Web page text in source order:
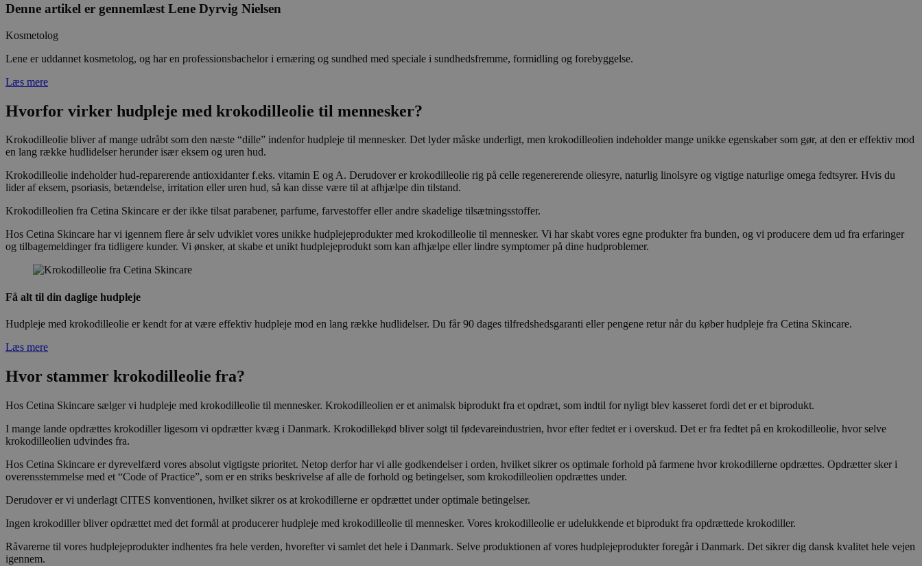
Denne artikel er gennemlæst Lene Dyrvig Nielsen
Kosmetolog
Lene er uddannet kosmetolog, og har en professionsbachelor i ernæring og sundhed med speciale i sundhedsfremme, formidling og forebyggelse.
Læs mere
Hvorfor virker hudpleje med krokodilleolie til mennesker?
Krokodilleolie bliver af mange udråbt som den næste “dille” indenfor hudpleje til mennesker. Det lyder måske underligt, men krokodilleolien indeholder mange unikke egenskaber som gør, at den er effektiv mod
en lang række hudlidelser herunder især eksem og uren hud.
Krokodilleolie indeholder hud-reparerende antioxidanter f.eks. vitamin E og A. Derudover er krokodilleolie rig på celle regenererende oliesyre, naturlig linolsyre og vigtige naturlige omega fedtsyrer. Hvis du
lider af eksem, psoriasis, betændelse, irritation eller uren hud, så kan disse være til at afhjælpe din tilstand.
Krokodilleolien fra Cetina Skincare er der ikke tilsat parabener, parfume, farvestoffer eller andre skadelige tilsætningsstoffer.
Hos Cetina Skincare har vi igennem flere år selv udviklet vores unikke hudplejeprodukter med krokodilleolie til mennesker. Vi har skabt vores egne produkter fra bunden, og vi producere dem ud fra erfaringer
og tilbagemeldinger fra tidligere kunder. Vi ønsker, at skabe et unikt hudplejeprodukt som kan afhjælpe eller lindre symptomer på dine hudproblemer.
Få alt til din daglige hudpleje
Hudpleje med krokodilleolie er kendt for at være effektiv hudpleje mod en lang række hudlidelser. Du får 90 dages tilfredshedsgaranti eller pengene retur når du køber hudpleje fra Cetina Skincare.
Læs mere
Hvor stammer krokodilleolie fra?
Hos Cetina Skincare sælger vi hudpleje med krokodilleolie til mennesker. Krokodilleolien er et animalsk biprodukt fra et opdræt, som indtil for nyligt blev kasseret fordi det er et biprodukt.
I mange lande opdrættes krokodiller ligesom vi opdrætter kvæg i Danmark. Krokodillekød bliver solgt til fødevareindustrien, hvor efter fedtet er i overskud. Det er fra fedtet på en krokodilleolie, hvor selve
krokodilleolien udvindes fra.
Hos Cetina Skincare er dyrevelfærd vores absolut vigtigste prioritet. Netop derfor har vi alle godkendelser i orden, hvilket sikrer os optimale forhold på farmene hvor krokodillerne opdrættes. Opdrætter sker i
overensstemmelse med et “Code of Practice”, som er en striks beskrivelse af alle de forhold og betingelser, som krokodilleolien opdrættes under.
Derudover er vi underlagt CITES konventionen, hvilket sikrer os at krokodillerne er opdrættet under optimale betingelser.
Ingen krokodiller bliver opdrættet med det formål at producerer hudpleje med krokodilleolie til mennesker. Vores krokodilleolie er udelukkende et biprodukt fra opdrættede krokodiller.
Råvarerne til vores hudplejeprodukter indhentes fra hele verden, hvorefter vi samlet det hele i Danmark. Selve produktionen af vores hudplejeprodukter foregår i Danmark. Det sikrer dig dansk kvalitet hele vejen
igennem.